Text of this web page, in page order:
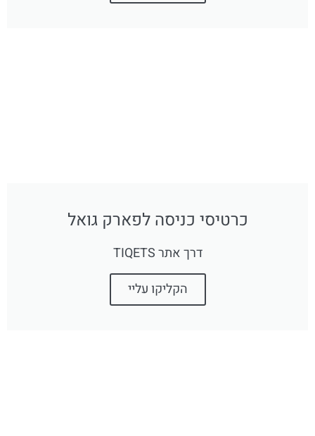
כרטיסי כניסה לפארק גואל
דרך אתר TIQETS
הקליקו עליי